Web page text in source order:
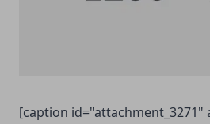
[caption id="attachment_3271"